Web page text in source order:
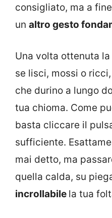
consigliato, ma a
un altro gesto
Una volta ottenuta la
se lisci, mossi o
che durino a lungo
tua chioma. Come
basta cliccare il
sufficiente.
mai detto, ma
quella calda, su
incrollabile la tua